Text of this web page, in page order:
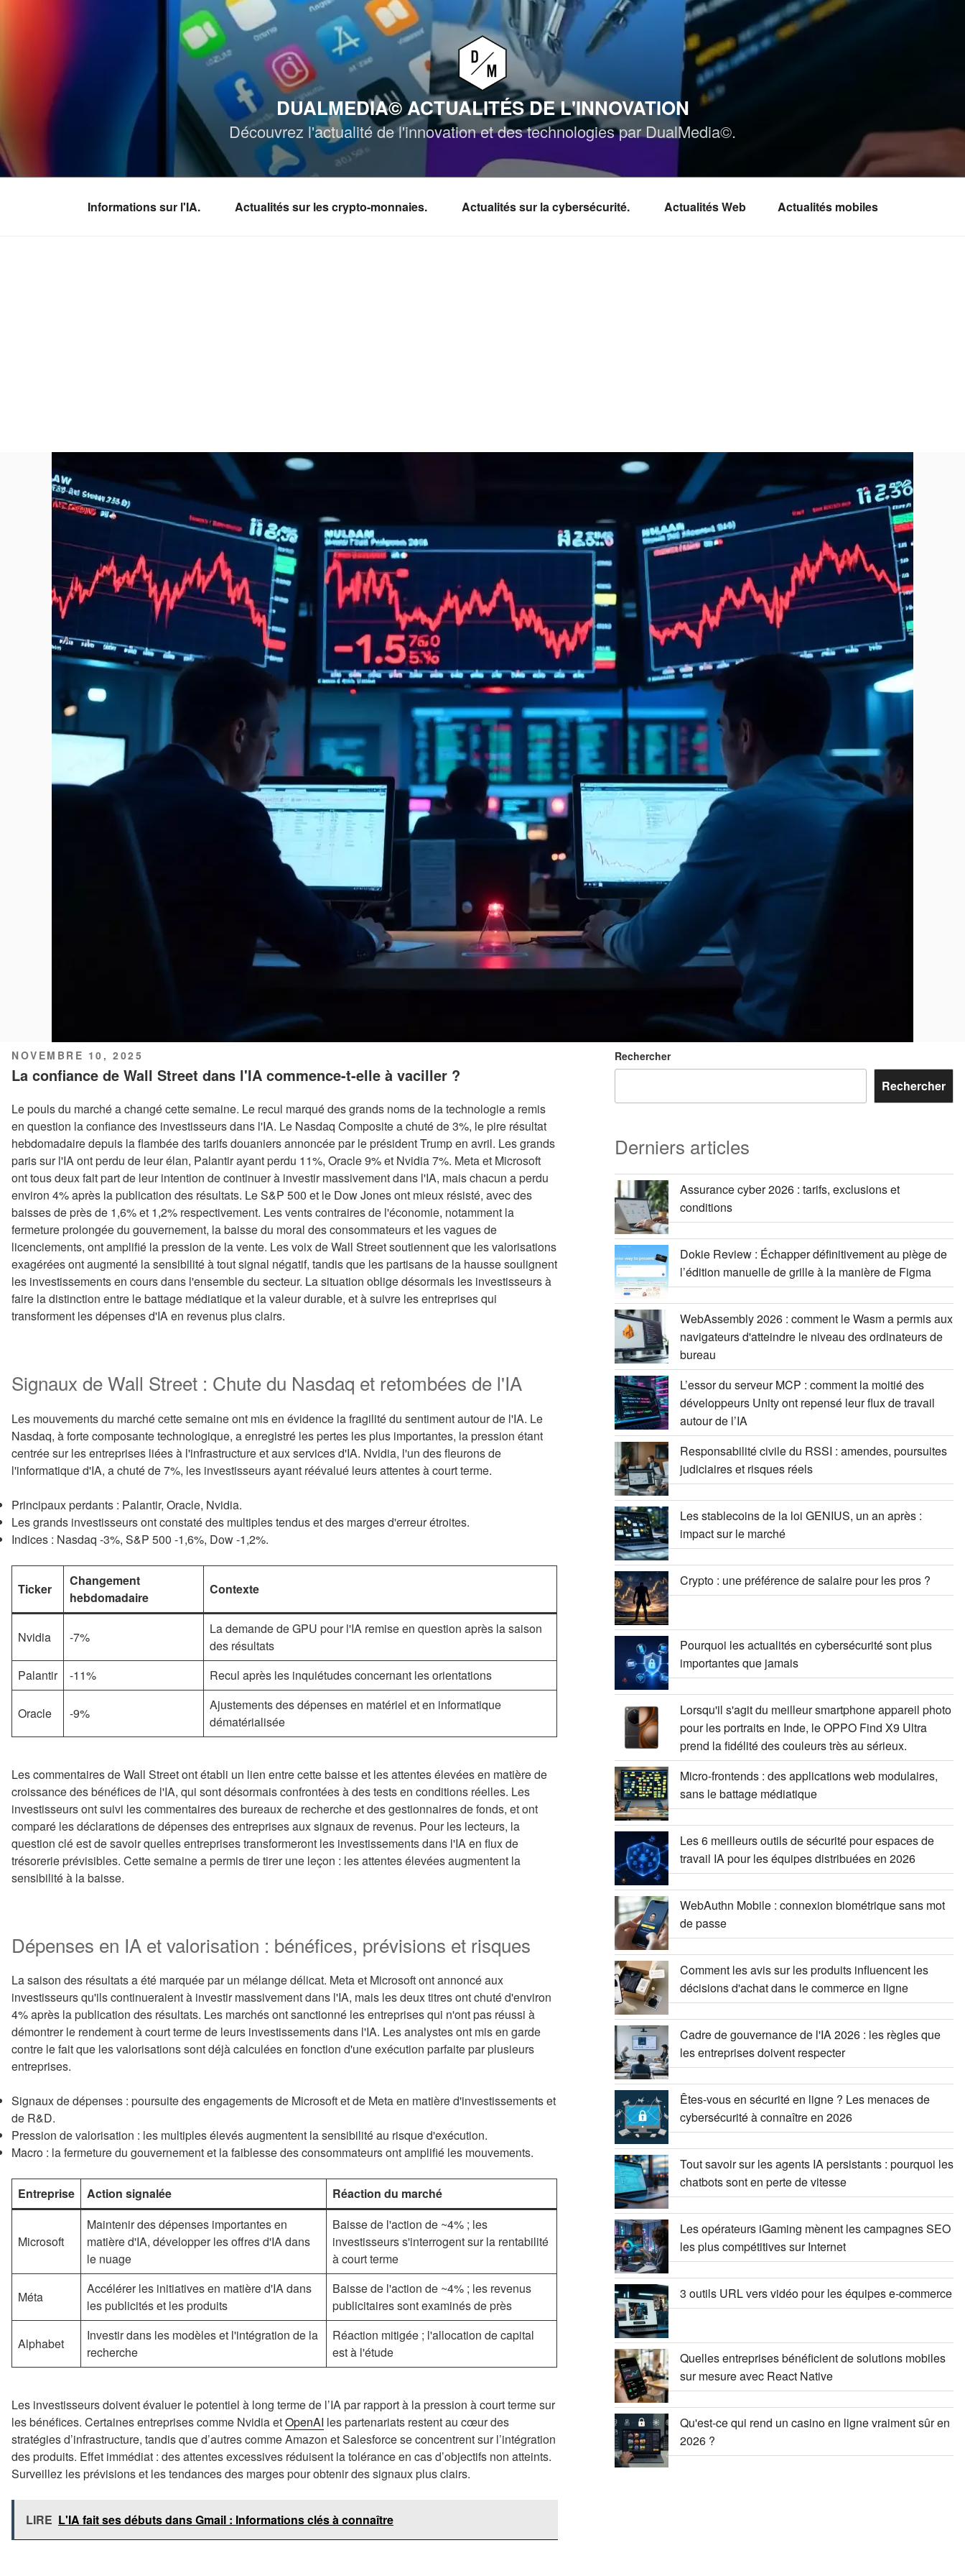
DUALMEDIA© ACTUALITÉS DE L'INNOVATION
Découvrez l'actualité de l'innovation et des technologies par DualMedia©.
Informations sur l'IA. Actualités sur les crypto-monnaies. Actualités sur la cybersécurité. Actualités Web Actualités mobiles
PUBLIÉ
LE
NOVEMBRE 10, 2025
La confiance de Wall Street dans l'IA commence-t-elle à vaciller ?
Le pouls du marché a changé cette semaine. Le recul marqué des grands noms de la technologie a remis
en question la confiance des investisseurs dans l'IA. Le Nasdaq Composite a chuté de 3%, le pire résultat
hebdomadaire depuis la flambée des tarifs douaniers annoncée par le président Trump en avril. Les grands
paris sur l'IA ont perdu de leur élan, Palantir ayant perdu 11%, Oracle 9% et Nvidia 7%. Meta et Microsoft
ont tous deux fait part de leur intention de continuer à investir massivement dans l'IA, mais chacun a perdu
environ 4% après la publication des résultats. Le S&P 500 et le Dow Jones ont mieux résisté, avec des
baisses de près de 1,6% et 1,2% respectivement. Les vents contraires de l'économie, notamment la
fermeture prolongée du gouvernement, la baisse du moral des consommateurs et les vagues de
licenciements, ont amplifié la pression de la vente. Les voix de Wall Street soutiennent que les valorisations
exagérées ont augmenté la sensibilité à tout signal négatif, tandis que les partisans de la hausse soulignent
les investissements en cours dans l'ensemble du secteur. La situation oblige désormais les investisseurs à
faire la distinction entre le battage médiatique et la valeur durable, et à suivre les entreprises qui
transforment les dépenses d'IA en revenus plus clairs.
Signaux de Wall Street : Chute du Nasdaq et retombées de l'IA
Les mouvements du marché cette semaine ont mis en évidence la fragilité du sentiment autour de l'IA. Le
Nasdaq, à forte composante technologique, a enregistré les pertes les plus importantes, la pression étant
centrée sur les entreprises liées à l'infrastructure et aux services d'IA. Nvidia, l'un des fleurons de
l'informatique d'IA, a chuté de 7%, les investisseurs ayant réévalué leurs attentes à court terme.
Principaux perdants : Palantir, Oracle, Nvidia.
Les grands investisseurs ont constaté des multiples tendus et des marges d'erreur étroites.
Indices : Nasdaq -3%, S&P 500 -1,6%, Dow -1,2%.
Ticker
Changement
hebdomadaire
Contexte
Nvidia -7%
La demande de GPU pour l'IA remise en question après la saison
des résultats
Palantir
-11% Recul après les inquiétudes concernant les orientations
Oracle -9%
Ajustements des dépenses en matériel et en informatique
dématérialisée
Les commentaires de Wall Street ont établi un lien entre cette baisse et les attentes élevées en matière de
croissance des bénéfices de l'IA, qui sont désormais confrontées à des tests en conditions réelles. Les
investisseurs ont suivi les commentaires des bureaux de recherche et des gestionnaires de fonds, et ont
comparé les déclarations de dépenses des entreprises aux signaux de revenus. Pour les lecteurs, la
question clé est de savoir quelles entreprises transformeront les investissements dans l'IA en flux de
trésorerie prévisibles. Cette semaine a permis de tirer une leçon : les attentes élevées augmentent la
sensibilité à la baisse.
Dépenses en IA et valorisation : bénéfices, prévisions et risques
La saison des résultats a été marquée par un mélange délicat. Meta et Microsoft ont annoncé aux
investisseurs qu'ils continueraient à investir massivement dans l'IA, mais les deux titres ont chuté d'environ
4% après la publication des résultats. Les marchés ont sanctionné les entreprises qui n'ont pas réussi à
démontrer le rendement à court terme de leurs investissements dans l'IA. Les analystes ont mis en garde
contre le fait que les valorisations sont déjà calculées en fonction d'une exécution parfaite par plusieurs
entreprises.
Signaux de dépenses : poursuite des engagements de Microsoft et de Meta en matière d'investissements et
de R&D.
Pression de valorisation : les multiples élevés augmentent la sensibilité au risque d'exécution.
Macro : la fermeture du gouvernement et la faiblesse des consommateurs ont amplifié les mouvements.
Entreprise Action signalée Réaction du marché
Microsoft
Maintenir des dépenses importantes en
matière d'IA, développer les offres d'IA dans
le nuage
Baisse de l'action de ~4% ; les
investisseurs s'interrogent sur la rentabilité
à court terme
Méta
Accélérer les initiatives en matière d'IA dans
les publicités et les produits
Baisse de l'action de ~4% ; les revenus
publicitaires sont examinés de près
Alphabet
Investir dans les modèles et l'intégration de la
recherche
Réaction mitigée ; l'allocation de capital
est à l'étude
Les investisseurs doivent évaluer le potentiel à long terme de l’IA par rapport à la pression à court terme sur
les bénéfices. Certaines entreprises comme Nvidia etOpenAI les partenariats restent au cœur des
stratégies d’infrastructure, tandis que d’autres comme Amazon et Salesforce se concentrent sur l’intégration
des produits. Effet immédiat : des attentes excessives réduisent la tolérance en cas d’objectifs non atteints.
Surveillez les prévisions et les tendances des marges pour obtenir des signaux plus clairs.
LIRE L'IA fait ses débuts dans Gmail : Informations clés à connaître
Rechercher
Rechercher
Derniers articles
Assurance cyber 2026 : tarifs, exclusions et
conditions
Dokie Review : Échapper définitivement au piège de
l’édition manuelle de grille à la manière de Figma
WebAssembly 2026 : comment le Wasm a permis aux
navigateurs d'atteindre le niveau des ordinateurs de
bureau
L’essor du serveur MCP : comment la moitié des
développeurs Unity ont repensé leur flux de travail
autour de l’IA
Responsabilité civile du RSSI : amendes, poursuites
judiciaires et risques réels
Les stablecoins de la loi GENIUS, un an après :
impact sur le marché
Crypto : une préférence de salaire pour les pros ?
Pourquoi les actualités en cybersécurité sont plus
importantes que jamais
Lorsqu'il s'agit du meilleur smartphone appareil photo
pour les portraits en Inde, le OPPO Find X9 Ultra
prend la fidélité des couleurs très au sérieux.
Micro-frontends : des applications web modulaires,
sans le battage médiatique
Les 6 meilleurs outils de sécurité pour espaces de
travail IA pour les équipes distribuées en 2026
WebAuthn Mobile : connexion biométrique sans mot
de passe
Comment les avis sur les produits influencent les
décisions d'achat dans le commerce en ligne
Cadre de gouvernance de l'IA 2026 : les règles que
les entreprises doivent respecter
Êtes-vous en sécurité en ligne ? Les menaces de
cybersécurité à connaître en 2026
Tout savoir sur les agents IA persistants : pourquoi les
chatbots sont en perte de vitesse
Les opérateurs iGaming mènent les campagnes SEO
les plus compétitives sur Internet
3 outils URL vers vidéo pour les équipes e-commerce
Quelles entreprises bénéficient de solutions mobiles
sur mesure avec React Native
Qu'est-ce qui rend un casino en ligne vraiment sûr en
2026 ?